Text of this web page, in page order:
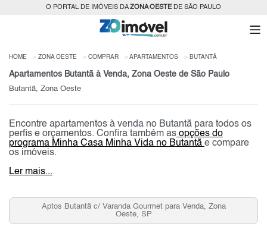
O PORTAL DE IMÓVEIS DAZONA OESTEDE SÃO PAULO
HOME ZONA OESTE COMPRAR APARTAMENTOS BUTANTÃ
Apartamentos Butantã à Venda, Zona Oeste de São Paulo
Butantã, Zona Oeste
Encontre apartamentos à venda no Butantã para todos os
perfis e orçamentos. Confira também as opções do
programa Minha Casa Minha Vida no Butantã e compare
os imóveis.
Ler mais...
Aptos Butantã c/ Varanda Gourmet para Venda, Zona
Oeste, SP